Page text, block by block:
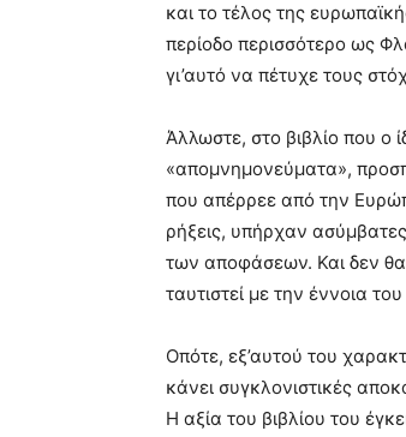
και το τέλος της
περίοδο περισσότερο ως
γι’αυτό να πέτυχε τους
Άλλωστε, στο βιβλίο που ο
«απομνημονεύματα»,
που απέρρεε από την
ρήξεις, υπήρχαν
των αποφάσεων. Και δεν θα
ταυτιστεί με την έννοια
Οπότε, εξ’αυτού του
κάνει συγκλονιστικές
Η αξία του βιβλίου του